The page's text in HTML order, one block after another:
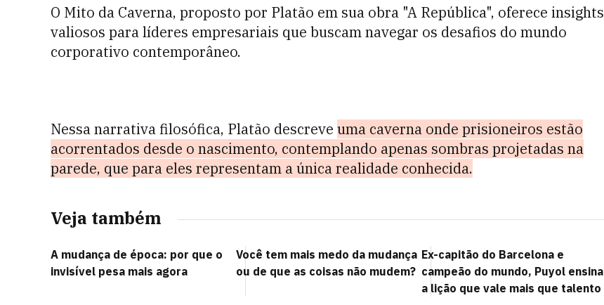
O Mito da Caverna, proposto por Platão em sua obra "A República", oferece insights
valiosos para líderes empresariais que buscam navegar os desafios do mundo
corporativo contemporâneo.
Nessa narrativa filosófica, Platão descreve uma caverna onde prisioneiros estão
acorrentados desde o nascimento, contemplando apenas sombras projetadas na
parede, que para eles representam a única realidade conhecida.
Veja também
A mudança de época: por que o
invisível pesa mais agora
Você tem mais medo da mudança
ou de que as coisas não mudem?
Ex-capitão do Barcelona e
campeão do mundo, Puyol ensina
a lição que vale mais que talento